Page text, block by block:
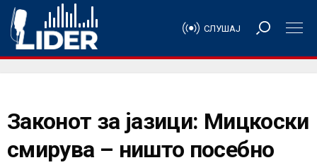
СЛУШАЈ
Законот за јазици: Мицкоски
смирува – ништо посебно